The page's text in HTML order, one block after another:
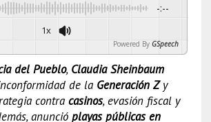
-:--
1x
Powered By GSpeech
del Pueblo, Claudia Sheinbaum
de la Generación Zy
contra casinos, evasión fiscal y
anunció playas públicas en